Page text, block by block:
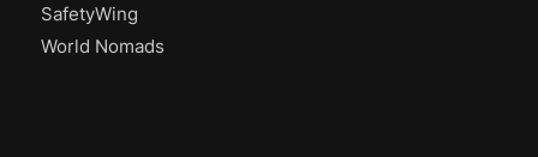
SafetyWing
World Nomads